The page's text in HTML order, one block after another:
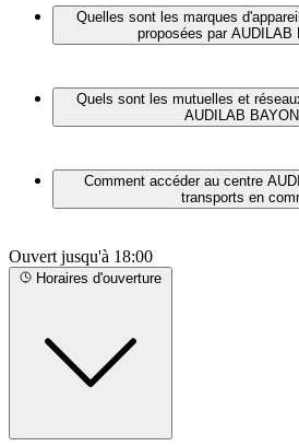
AUDILAB BAYONNE pour un
gratuit en cliquant sur le lien
https://www.audilab.fr/centre/
Quelles sont les marques
proposées par AUDILAB
PHONAK
BERNAFON
Quels sont les mutuelles et
AUDILAB
réseaux de soins suivants :
CARTE BLANCHE
Comment accéder au centre
transports en
suivants :
Bus - Échauguette - Museoak
Ouvert jusqu'à 18:00
Horaires d'ouverture